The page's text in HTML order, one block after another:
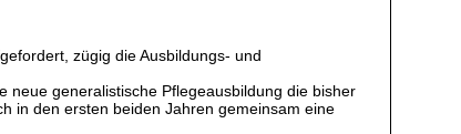
zügig die Ausbildungs- und
neue generalistische Pflege­ausbildung die bisher
in den ersten beiden Jahren gemeinsam eine